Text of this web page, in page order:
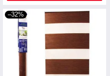
–32%